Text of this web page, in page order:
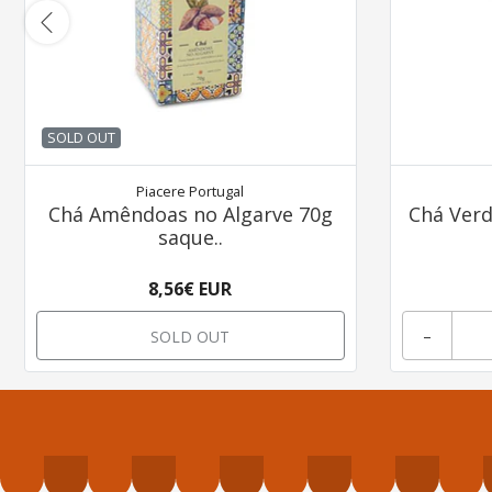
SOLD OUT
Piacere Portugal
Chá Amêndoas no Algarve 70g
saque..
8,56€ EUR
SOLD OUT
Chá
-